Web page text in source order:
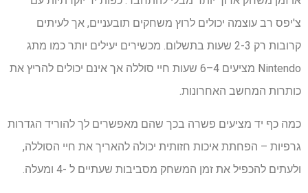
צ'יפס רב עוצמה יכולים לרוץ משחקים תובעניים, אך לעיתים
קרובות רק 2-3 שעות בתשלום. מכשירים יעילים יותר כמו מתג
Nintendo מציעים 4–6 שעות חיי סוללה אך אינם יכולים להריץ את
כותרות המחשב האחרונות.
כמה כף יד מציעים פשרה בכך שהם מאפשרים לך להוריד הגדרות
גרפיות – הפחתת איכות חזותית יכולה להאריך את חיי הסוללה,
ולעתים להכפיל את זמן המשחק מסביבות שעתיים ל -4 ומעלה.